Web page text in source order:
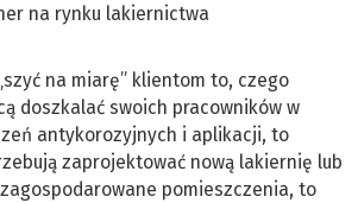
na rynku lakiernictwa
na miarę” klientom to, czego
doszkalać swoich pracowników w
antykorozyjnych i aplikacji, to
zaprojektować nową lakiernię lub
pomieszczenia, to